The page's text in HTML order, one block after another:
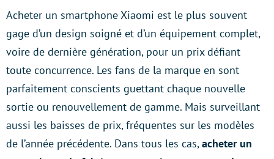
Acheter un smartphone Xiaomi est le plus souvent
gage d’un design soigné et d’un équipement complet,
voire de dernière génération, pour un prix défiant
toute concurrence. Les fans de la marque en sont
parfaitement conscients guettant chaque nouvelle
sortie ou renouvellement de gamme. Mais surveillant
aussi les baisses de prix, fréquentes sur les modèles
de l’année précédente. Dans tous les cas,acheter un